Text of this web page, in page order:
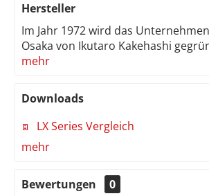
Hersteller
Im Jahr 1972 wird das
Osaka von Ikutaro Kakehashi
mehr
Downloads
LX Series Vergleich
mehr
Bewertungen
0